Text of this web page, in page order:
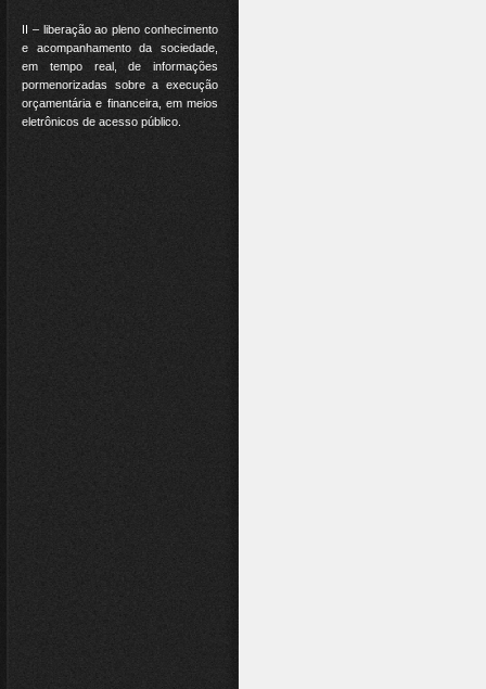
II – liberação ao pleno conhecimento
e acompanhamento da sociedade,
em tempo real, de informações
pormenorizadas sobre a execução
orçamentária e financeira, em meios
eletrônicos de acesso público.